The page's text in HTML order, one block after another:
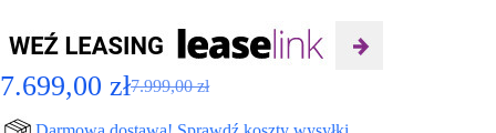
7.999,00zł
Pierwotna
7.699,00 zł
Aktualna